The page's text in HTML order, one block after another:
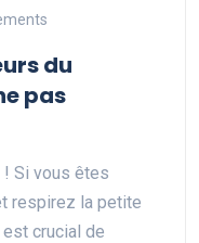
du
pas
Si vous êtes
respirez la petite
crucial de